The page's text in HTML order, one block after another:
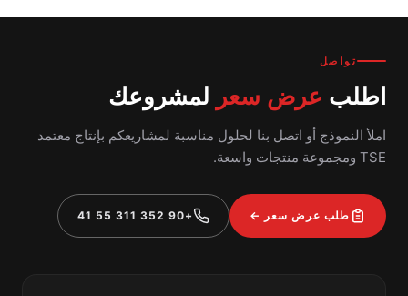
تواصل
اطلب عرض سعر لمشروعك
املأ النموذج أو اتصل بنا لحلول مناسبة لمشاريعكم بإنتاج معتمد
TSE ومجموعة منتجات واسعة.
طلب عرض سعر ← +90 352 311 55 41